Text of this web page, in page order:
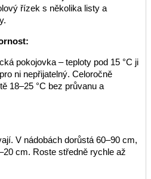
řízek s několika listy a
pokojovka – teploty pod 15 °C ji
ni nepřijatelný. Celoročně
18–25 °C bez průvanu a
V nádobách dorůstá 60–90 cm,
cm. Roste středně rychle až